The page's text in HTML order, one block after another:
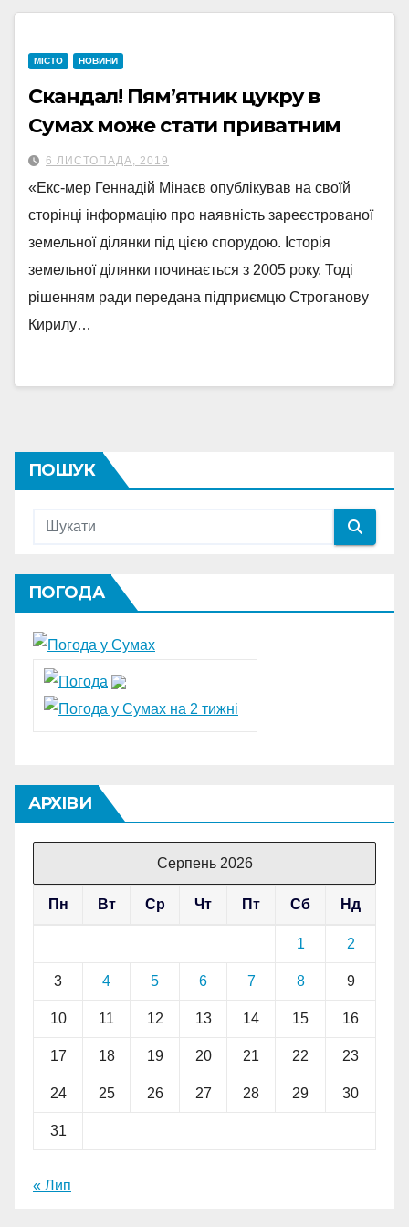
МІСТО НОВИНИ
Скандал! Пям’ятник цукру в
Сумах може стати приватним
6 ЛИСТОПАДА, 2019
«Екс-мер Геннадій Мінаєв опублікував на своїй
сторінці інформацію про наявність зареєстрованої
земельної ділянки під цією спорудою. Історія
земельної ділянки починається з 2005 року. Тоді
рішенням ради передана підприємцю Строганову
Кирилу…
ПОШУК
ПОГОДА
АРХІВИ
Серпень 2026
Пн Вт Ср Чт Пт Сб Нд
1 2
3 4 5 6 7 8 9
10 11 12 13 14 15 16
17 18 19 20 21 22 23
24 25 26 27 28 29 30
31
« Лип